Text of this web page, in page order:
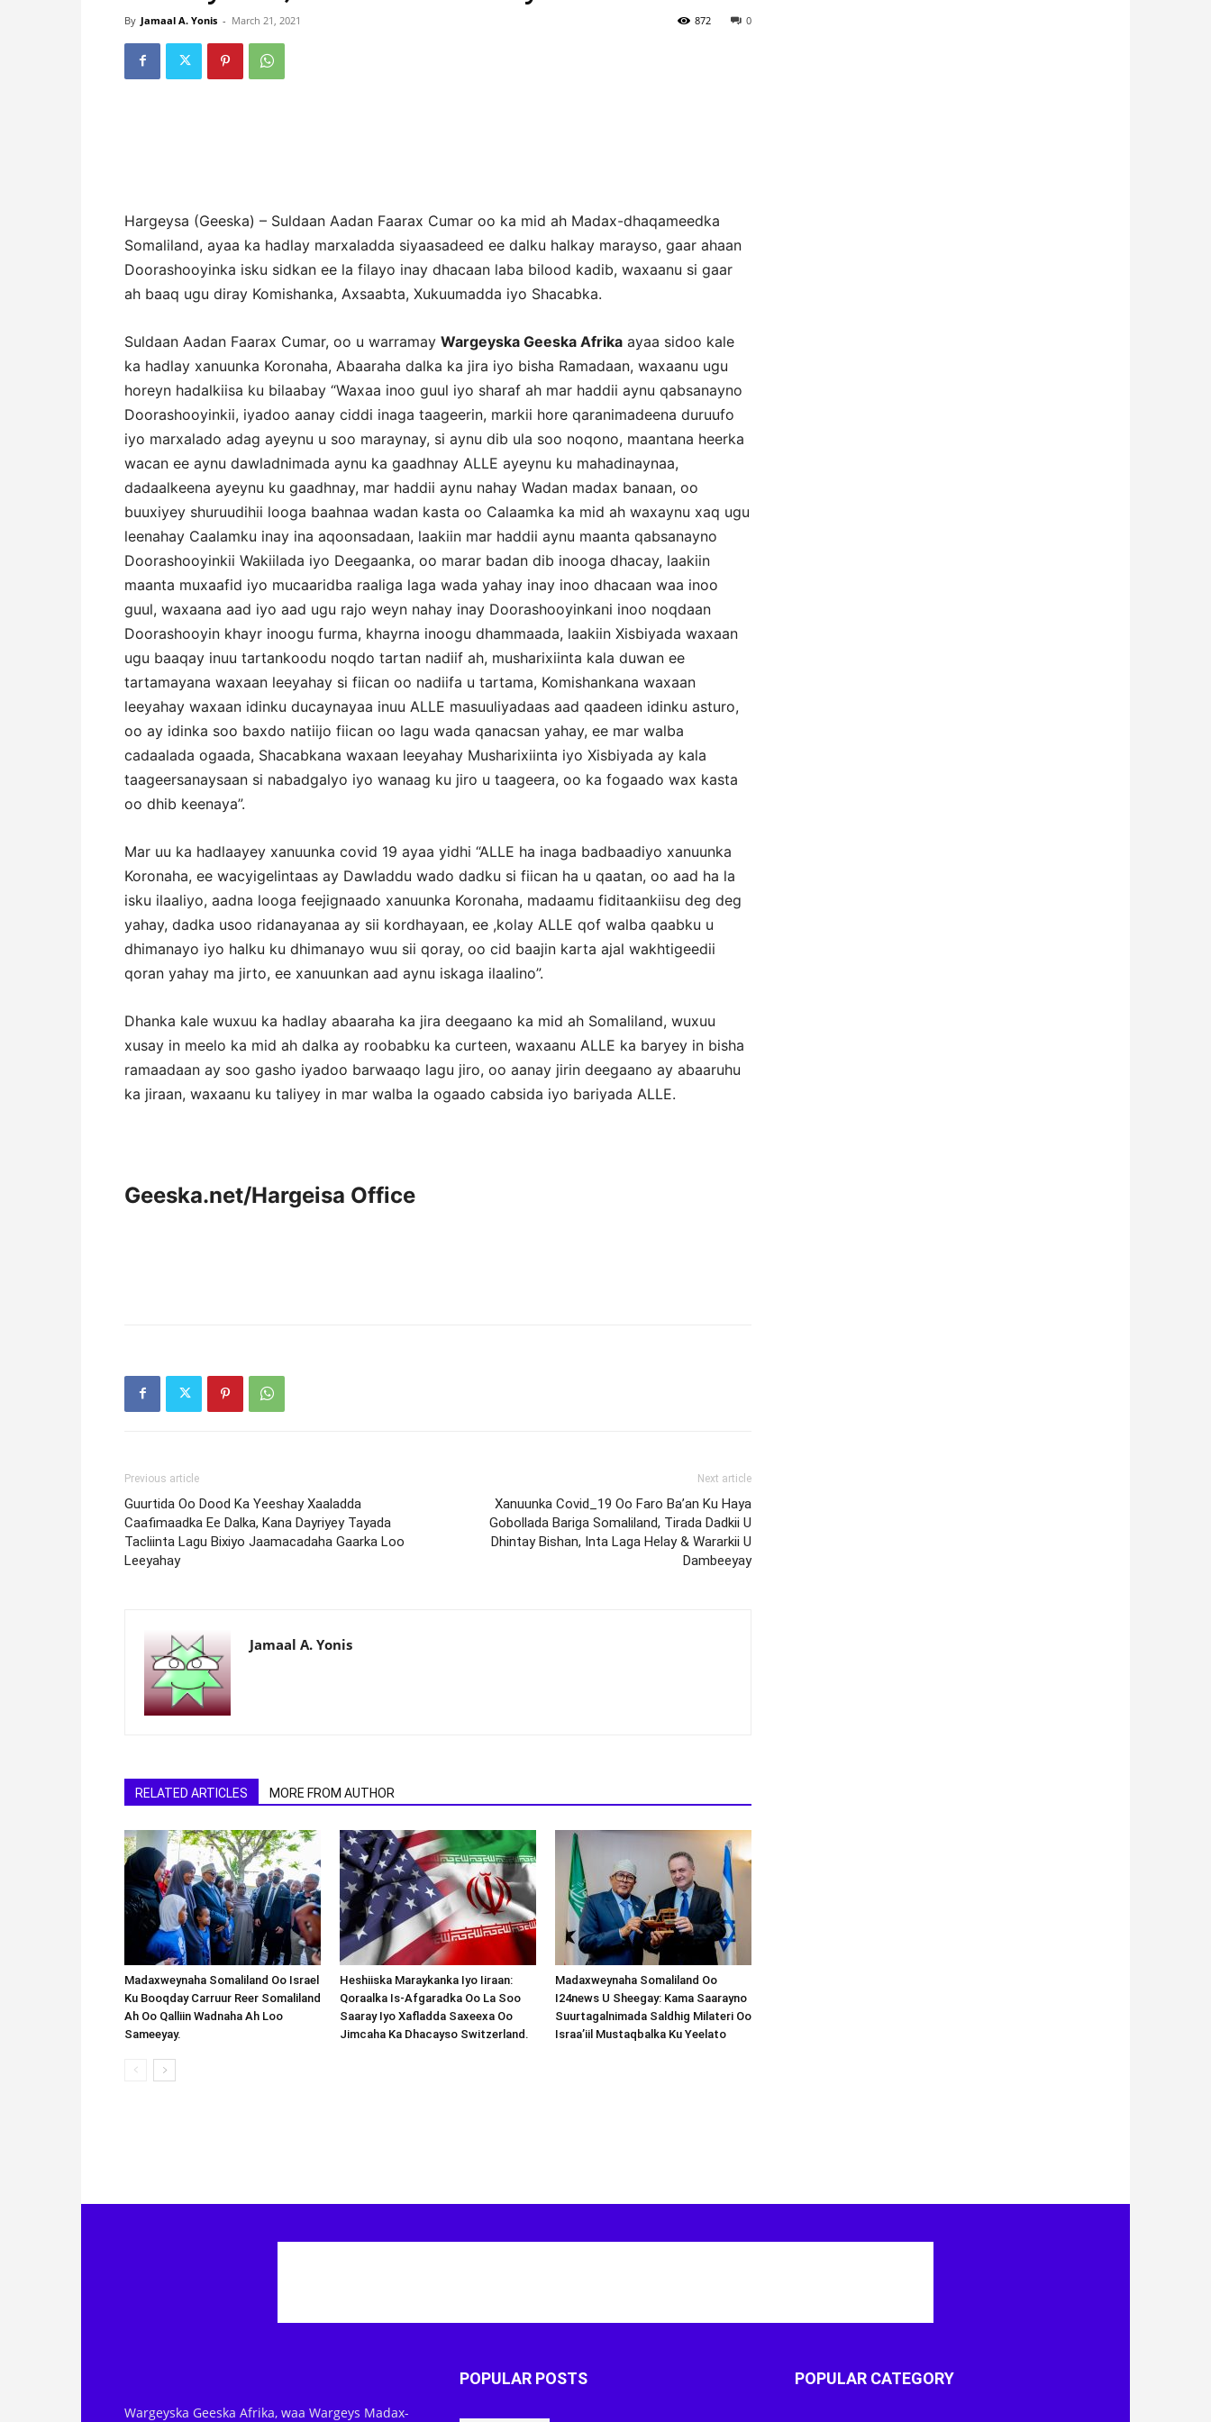
By Jamaal A. Yonis - March 21, 2021 0
872
Hargeysa (Geeska) – Suldaan Aadan Faarax Cumar oo ka mid ah Madax-dhaqameedka
Somaliland, ayaa ka hadlay marxaladda siyaasadeed ee dalku halkay marayso, gaar ahaan
Doorashooyinka isku sidkan ee la filayo inay dhacaan laba bilood kadib, waxaanu si gaar
ah baaq ugu diray Komishanka, Axsaabta, Xukuumadda iyo Shacabka.
Suldaan Aadan Faarax Cumar, oo u warramay Wargeyska Geeska Afrika ayaa sidoo kale
ka hadlay xanuunka Koronaha, Abaaraha dalka ka jira iyo bisha Ramadaan, waxaanu ugu
horeyn hadalkiisa ku bilaabay “Waxaa inoo guul iyo sharaf ah mar haddii aynu qabsanayno
Doorashooyinkii, iyadoo aanay ciddi inaga taageerin, markii hore qaranimadeena duruufo
iyo marxalado adag ayeynu u soo maraynay, si aynu dib ula soo noqono, maantana heerka
wacan ee aynu dawladnimada aynu ka gaadhnay ALLE ayeynu ku mahadinaynaa,
dadaalkeena ayeynu ku gaadhnay, mar haddii aynu nahay Wadan madax banaan, oo
buuxiyey shuruudihii looga baahnaa wadan kasta oo Calaamka ka mid ah waxaynu xaq ugu
leenahay Caalamku inay ina aqoonsadaan, laakiin mar haddii aynu maanta qabsanayno
Doorashooyinkii Wakiilada iyo Deegaanka, oo marar badan dib inooga dhacay, laakiin
maanta muxaafid iyo mucaaridba raaliga laga wada yahay inay inoo dhacaan waa inoo
guul, waxaana aad iyo aad ugu rajo weyn nahay inay Doorashooyinkani inoo noqdaan
Doorashooyin khayr inoogu furma, khayrna inoogu dhammaada, laakiin Xisbiyada waxaan
ugu baaqay inuu tartankoodu noqdo tartan nadiif ah, musharixiinta kala duwan ee
tartamayana waxaan leeyahay si fiican oo nadiifa u tartama, Komishankana waxaan
leeyahay waxaan idinku ducaynayaa inuu ALLE masuuliyadaas aad qaadeen idinku asturo,
oo ay idinka soo baxdo natiijo fiican oo lagu wada qanacsan yahay, ee mar walba
cadaalada ogaada, Shacabkana waxaan leeyahay Musharixiinta iyo Xisbiyada ay kala
taageersanaysaan si nabadgalyo iyo wanaag ku jiro u taageera, oo ka fogaado wax kasta
oo dhib keenaya”.
Mar uu ka hadlaayey xanuunka covid 19 ayaa yidhi “ALLE ha inaga badbaadiyo xanuunka
Koronaha, ee wacyigelintaas ay Dawladdu wado dadku si fiican ha u qaatan, oo aad ha la
isku ilaaliyo, aadna looga feejignaado xanuunka Koronaha, madaamu fiditaankiisu deg deg
yahay, dadka usoo ridanayanaa ay sii kordhayaan, ee ,kolay ALLE qof walba qaabku u
dhimanayo iyo halku ku dhimanayo wuu sii qoray, oo cid baajin karta ajal wakhtigeedii
qoran yahay ma jirto, ee xanuunkan aad aynu iskaga ilaalino”.
Dhanka kale wuxuu ka hadlay abaaraha ka jira deegaano ka mid ah Somaliland, wuxuu
xusay in meelo ka mid ah dalka ay roobabku ka curteen, waxaanu ALLE ka baryey in bisha
ramaadaan ay soo gasho iyadoo barwaaqo lagu jiro, oo aanay jirin deegaano ay abaaruhu
ka jiraan, waxaanu ku taliyey in mar walba la ogaado cabsida iyo bariyada ALLE.
Geeska.net/Hargeisa Office
Previous article
Guurtida Oo Dood Ka Yeeshay Xaaladda
Caafimaadka Ee Dalka, Kana Dayriyey Tayada
Tacliinta Lagu Bixiyo Jaamacadaha Gaarka Loo
Leeyahay
Next article
Xanuunka Covid_19 Oo Faro Ba’an Ku Haya
Gobollada Bariga Somaliland, Tirada Dadkii U
Dhintay Bishan, Inta Laga Helay & Wararkii U
Dambeeyay
Jamaal A. Yonis
RELATED ARTICLES MORE FROM AUTHOR
Madaxweynaha Somaliland Oo Israel
Ku Booqday Carruur Reer Somaliland
Ah Oo Qalliin Wadnaha Ah Loo
Sameeyay.
Heshiiska Maraykanka Iyo Iiraan:
Qoraalka Is-Afgaradka Oo La Soo
Saaray Iyo Xafladda Saxeexa Oo
Jimcaha Ka Dhacayso Switzerland.
Madaxweynaha Somaliland Oo
I24news U Sheegay: Kama Saarayno
Suurtagalnimada Saldhig Milateri Oo
Israa’iil Mustaqbalka Ku Yeelato
Wargeyska Geeska Afrika, waa Wargeys Madax-
POPULAR POSTS POPULAR CATEGORY